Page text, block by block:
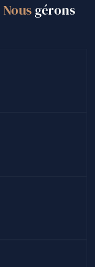
Nous gérons